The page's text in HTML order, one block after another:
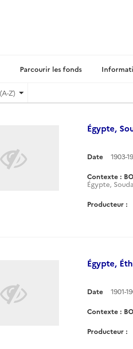
Parcourir les fonds
Z)
Égypte,
Date 1903-
Contexte :
Égypte,
Producteur :
Égypte,
Date 1901-
Contexte :
Producteur :